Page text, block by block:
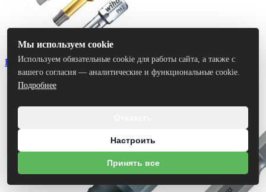
Биты
Мы используем cookie
Используем обязательные cookie для работы сайта, а также с
вашего согласия — аналитические и функциональные cookie.
Подробнее
Настроить
Принять все